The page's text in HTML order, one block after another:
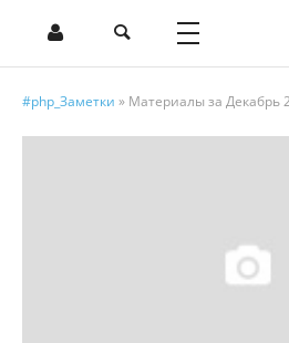
#php_Заметки » Материалы за Декабрь